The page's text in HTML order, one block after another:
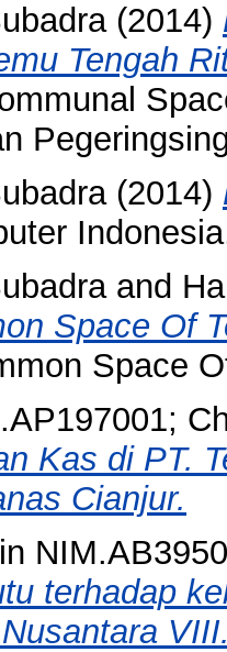
(2014)
Tengah
(2014)
and
Space Of
Space
Kas di PT.
Cianjur.
terhadap